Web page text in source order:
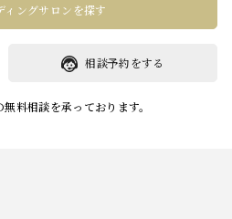
ィングサロンを探す
相談予約をする
料相談を承っております。